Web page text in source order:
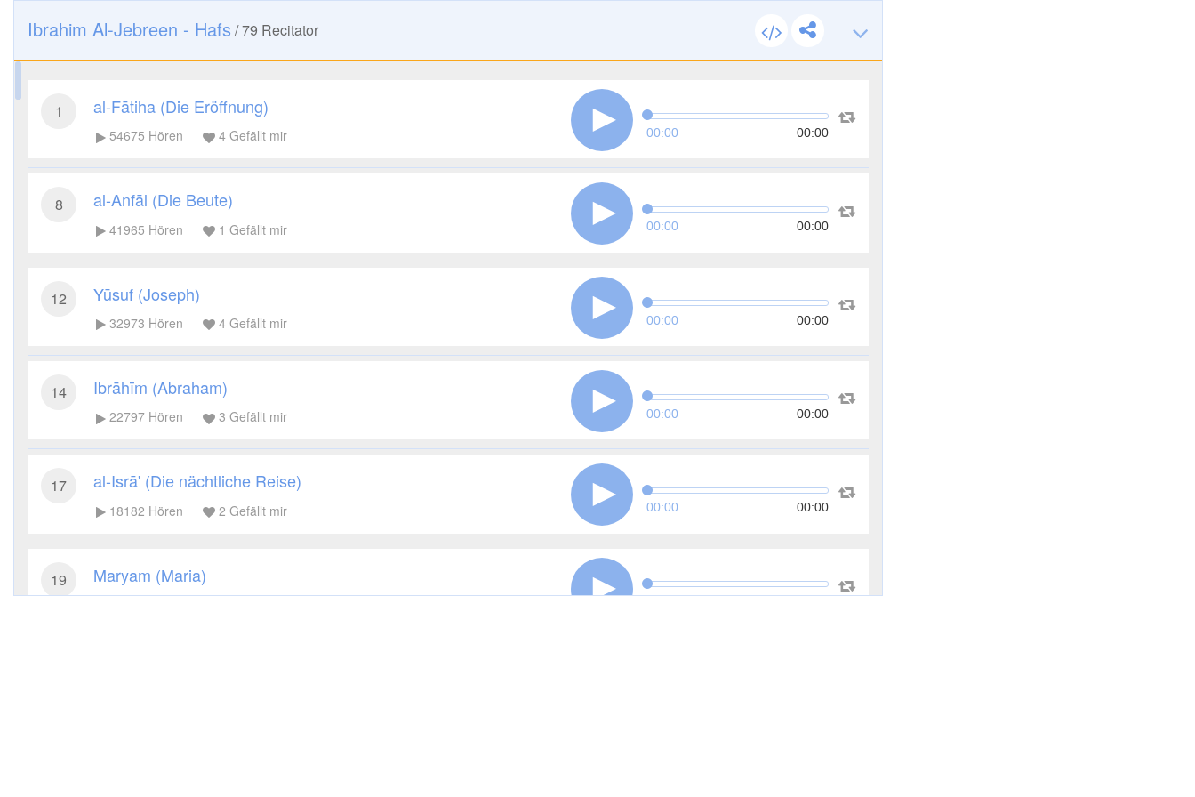
Ibrahim Al-Jebreen - Hafs /79 Recitator
1 al-Fātiha (Die Eröffnung)
54675 Hören 4 Gefällt mir 00:00 00:00
8 al-Anfāl (Die Beute)
41965 Hören 1 Gefällt mir 00:00 00:00
12 Yūsuf (Joseph)
32973 Hören 4 Gefällt mir 00:00 00:00
14 Ibrāhīm (Abraham)
22797 Hören 3 Gefällt mir 00:00 00:00
17 al-Isrā' (Die nächtliche Reise)
18182 Hören 2 Gefällt mir 00:00 00:00
19 Maryam (Maria)
00:00 00:00